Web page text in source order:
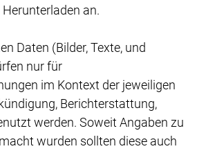
an.
Daten (Bilder, Texte, und
nur für
im Kontext der jeweiligen
Berichterstattung,
werden. Soweit Angaben zu
wurden sollten diese auch